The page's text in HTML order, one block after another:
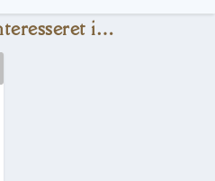
i…